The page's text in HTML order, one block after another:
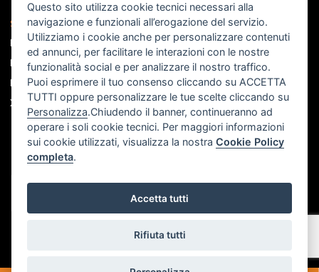
Questo sito utilizza cookie tecnici necessari alla
navigazione e funzionali all’erogazione del servizio.
Utilizziamo i cookie anche per personalizzare contenuti
ed annunci, per facilitare le interazioni con le nostre
funzionalità social e per analizzare il nostro traffico.
Puoi esprimere il tuo consenso cliccando su ACCETTA
TUTTI oppure personalizzare le tue scelte cliccando su
Personalizza.Chiudendo il banner, continueranno ad
operare i soli cookie tecnici. Per maggiori informazioni
sui cookie utilizzati, visualizza la nostraCookie Policy
completa.
Accetta tutti
Rifiuta tutti
Seguici sui social
Facebook
Instagram
Linkedin
X